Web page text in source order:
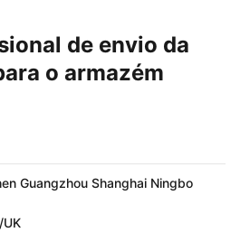
de envio da
o armazém
Guangzhou Shanghai Ningbo
UK